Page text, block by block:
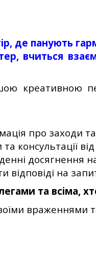
де панують
вчиться
креативною
про заходи
консультації
досягнення
відповіді на
та всіма,
враженнями